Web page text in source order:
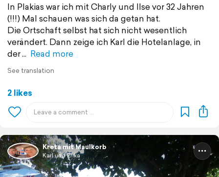
In Plakias war ich mit Charly und Ilse vor 32 Jahren
(!!!) Mal schauen was sich da getan hat.
Die Ortschaft selbst hat sich nicht wesentlich
verändert. Dann zeige ich Karl die Hotelanlage, in
der
Read more
See translation
2 likes
Kreta mit Maulkorb
Karl und Erika